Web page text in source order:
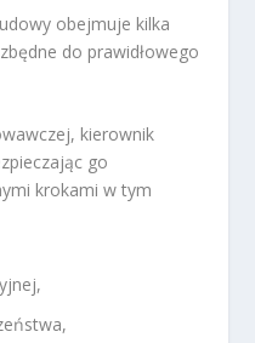
obejmuje kilka
do prawidłowego
kierownik
go
krokami w tym